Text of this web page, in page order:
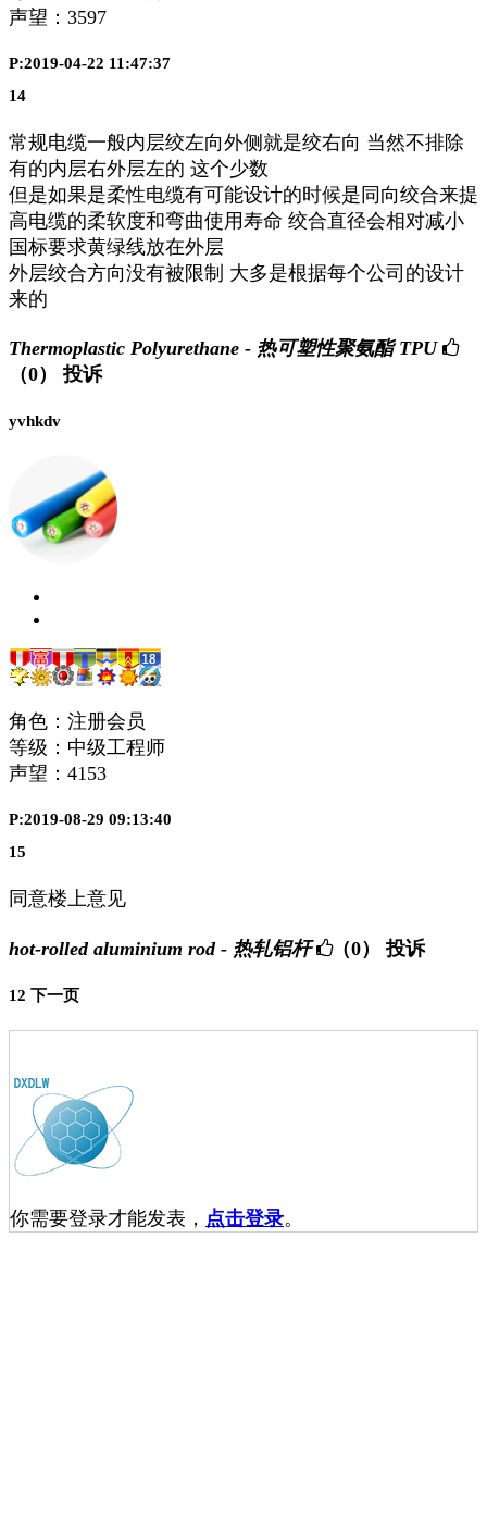
声望： 3597
P:2019-04-22 11:47:37
14
常规电缆一般内层绞左向外侧就是绞右向 当然不排除
有的内层右外层左的 这个少数
但是如果是柔性电缆有可能设计的时候是同向绞合来提
高电缆的柔软度和弯曲使用寿命 绞合直径会相对减小
国标要求黄绿线放在外层
外层绞合方向没有被限制 大多是根据每个公司的设计
来的
Thermoplastic Polyurethane - 热可塑性聚氨酯 TPU
（0）
投诉
yvhkdv
角色：注册会员
等级：中级工程师
声望： 4153
P:2019-08-29 09:13:40
15
同意楼上意见
hot-rolled aluminium rod - 热轧铝杆 （0） 投诉
12 下一页
你需要登录才能发表， 点击登录。